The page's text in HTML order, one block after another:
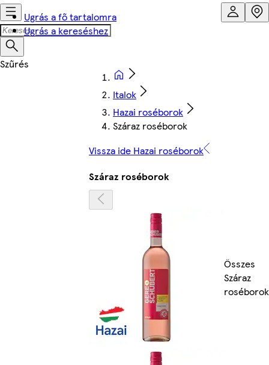
Ugrás a fő tartalomra
Ugrás a kereséshez
Italok
Hazai roséborok
Száraz roséborok
Vissza ide Hazai roséborok
Száraz roséborok
Összes
Száraz
roséborok